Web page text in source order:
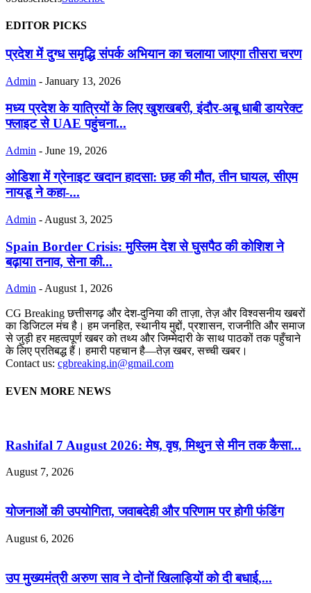
EDITOR PICKS
प्रदेश में दुग्ध समृद्धि संपर्क अभियान का चलाया जाएगा तीसरा चरण
Admin - January 13, 2026
मध्य प्रदेश के यात्रियों के लिए खुशखबरी, इंदौर-अबू धाबी डायरेक्ट
फ्लाइट से UAE पहुंचना...
Admin - June 19, 2026
ओडिशा में ग्रेनाइट खदान हादसा: छह की मौत, तीन घायल, सीएम
नायडू ने कहा-...
Admin - August 3, 2025
Spain Border Crisis: मुस्लिम देश से घुसपैठ की कोशिश ने
बढ़ाया तनाव, सेना की...
Admin -August 1, 2026
CG Breaking छत्तीसगढ़ और देश-दुनिया की ताज़ा, तेज़ और विश्वसनीय खबरों
का डिजिटल मंच है। हम जनहित, स्थानीय मुद्दों, प्रशासन, राजनीति और समाज
से जुड़ी हर महत्वपूर्ण खबर को तथ्य और जिम्मेदारी के साथ पाठकों तक पहुँचाने
के लिए प्रतिबद्ध हैं। हमारी पहचान है—तेज़ खबर, सच्ची खबर।
Contact us: cgbreaking.in@gmail.com
EVEN MORE NEWS
Rashifal 7 August 2026: मेष, वृष, मिथुन से मीन तक कैसा...
August 7, 2026
योजनाओं की उपयोगिता, जवाबदेही और परिणाम पर होगी फंडिंग
August 6, 2026
उप मुख्यमंत्री अरुण साव ने दोनों खिलाड़ियों को दी बधाई,...